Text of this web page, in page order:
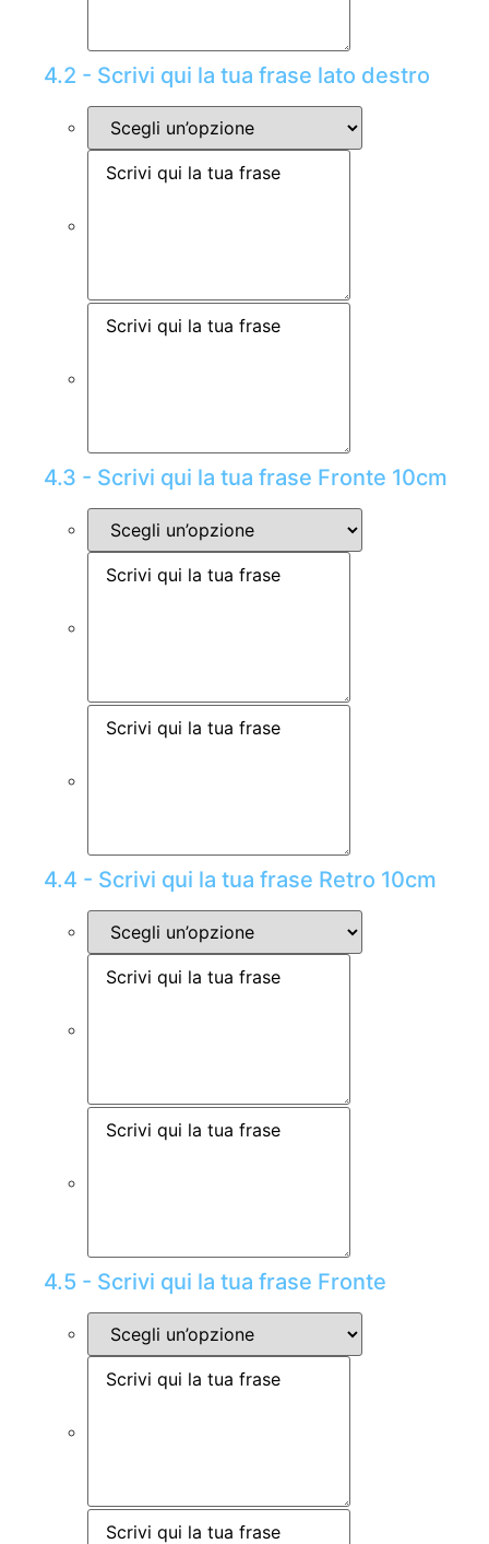
4.2 - Scrivi qui la tua frase lato destro
4.3 - Scrivi qui la tua frase Fronte 10cm
4.4 - Scrivi qui la tua frase Retro 10cm
4.5 - Scrivi qui la tua frase Fronte